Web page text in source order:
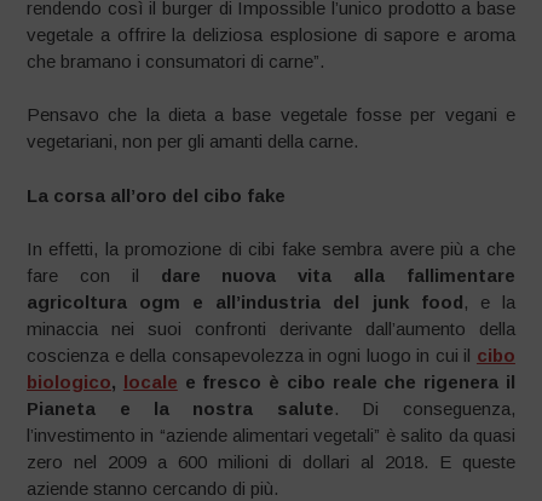
rendendo così il burger di Impossible l’unico prodotto a base
vegetale a offrire la deliziosa esplosione di sapore e aroma
che bramano i consumatori di carne”.
Pensavo che la dieta a base vegetale fosse per vegani e
vegetariani, non per gli amanti della carne.
La corsa all’oro del cibo fake
In effetti, la promozione di cibi fake sembra avere più a che
fare con il dare nuova vita alla fallimentare
agricoltura ogm e all’industria del junk food, e la
minaccia nei suoi confronti derivante dall’aumento della
coscienza e della consapevolezza in ogni luogo in cui il cibo
biologico, locale e fresco è cibo reale che rigenera il
Pianeta e la nostra salute. Di conseguenza,
l’investimento in “aziende alimentari vegetali” è salito da quasi
zero nel 2009 a 600 milioni di dollari al 2018. E queste
aziende stanno cercando di più.